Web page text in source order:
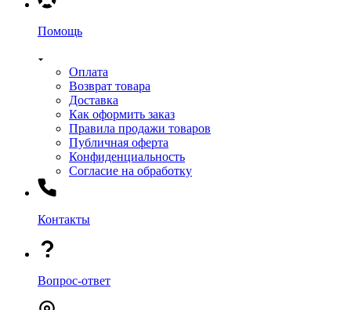
Помощь
Оплата
Возврат товара
Доставка
Как оформить заказ
Правила продажи товаров
Публичная оферта
Конфиденциальность
Согласие на обработку
Контакты
Вопрос-ответ